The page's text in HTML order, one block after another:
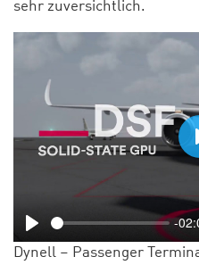
sehr zuversichtlich.
Play
-
Dynell – Passenger